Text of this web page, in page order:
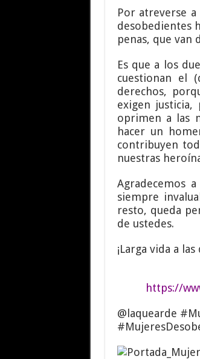
Por atreverse
desobedientes
penas, que van
Es que a los
cuestionan el
derechos,
exigen
oprimen a las
hacer un
contribuyen
nuestras
Agradecemos
siempre
resto, queda
de ustedes.
¡Larga vida a
https://
@laquearde